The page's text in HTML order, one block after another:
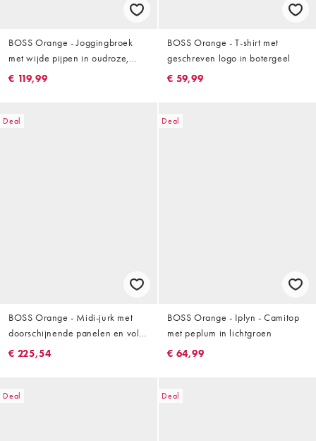
BOSS Orange - Joggingbroek
met wijde pijpen in oudroze,
deel van co-ord set
€ 119,99
BOSS Orange - T-shirt met
geschreven logo in botergeel
€ 59,99
Deal
BOSS Orange - Midi-jurk met
doorschijnende panelen en volle
rok in zwart
€ 225,54
Deal
BOSS Orange - Iplyn - Camitop
met peplum in lichtgroen
€ 64,99
Deal Deal